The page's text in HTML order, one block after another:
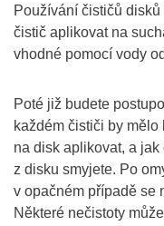
Používání čističů
čistič aplikovat na
vhodné pomocí vody
Poté již budete
každém čističi by
na disk aplikovat, a
z disku smyjete. Po
v opačném případě se
Některé nečistoty